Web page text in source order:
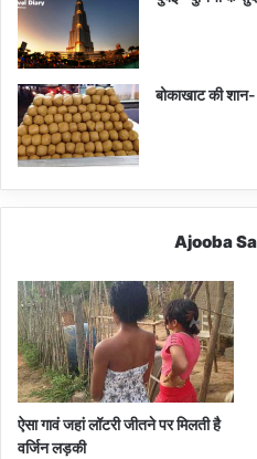
बोकाखाट की
Ajooba
ऐसा गावं जहां लॉटरी जीतने पर मिलती है
वर्जिन लड़की